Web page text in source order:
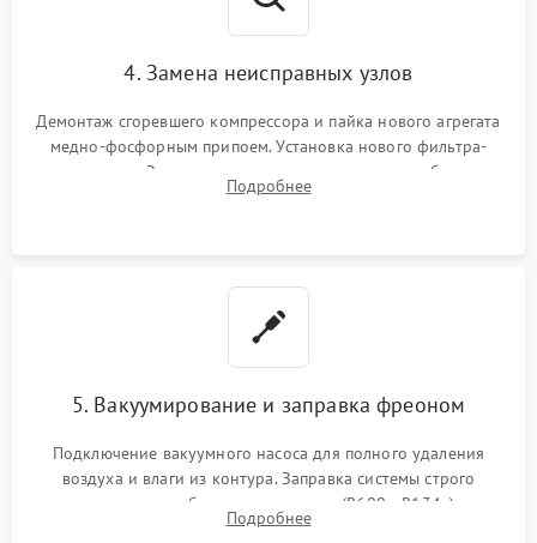
4. Замена неисправных узлов
Демонтаж сгоревшего компрессора и пайка нового агрегата
медно-фосфорным припоем. Установка нового фильтра-
осушителя. Замена изношенных вентиляторов обдува,
сломанных заслонок или поврежденных дверных петель.
Подробнее
5. Вакуумирование и заправка фреоном
Подключение вакуумного насоса для полного удаления
воздуха и влаги из контура. Заправка системы строго
дозированным объемом хладагента (R600a, R134a) по
электронным весам. Контроль рабочего давления в системе.
Подробнее